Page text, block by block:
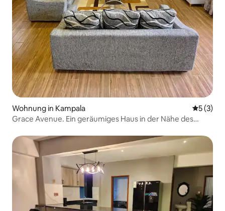
Wohnung in Kampala
5 (3)
Grace Avenue. Ein geräumiges Haus in der Nähe des